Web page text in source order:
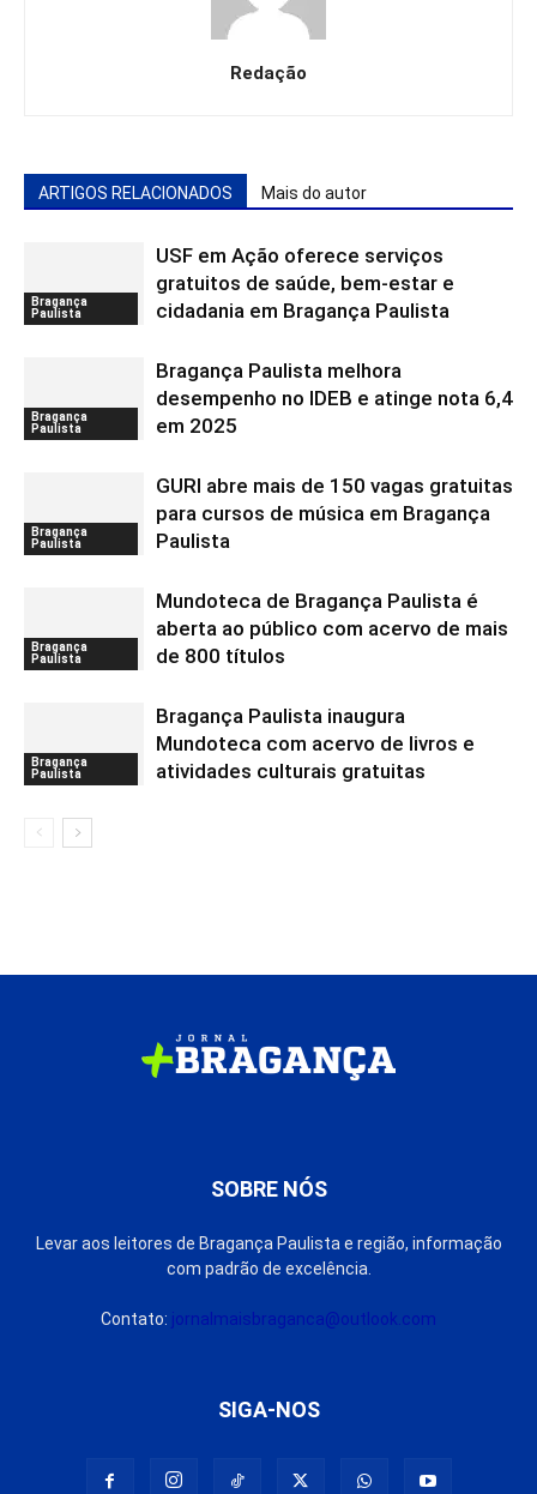
Redação
ARTIGOS RELACIONADOS Mais do autor
Bragança
Paulista
USF em Ação oferece serviços
gratuitos de saúde, bem-estar e
cidadania em Bragança Paulista
Bragança
Paulista
Bragança Paulista melhora
desempenho no IDEB e atinge nota 6,4
em 2025
Bragança
Paulista
GURI abre mais de 150 vagas gratuitas
para cursos de música em Bragança
Paulista
Bragança
Paulista
Mundoteca de Bragança Paulista é
aberta ao público com acervo de mais
de 800 títulos
Bragança
Paulista
Bragança Paulista inaugura
Mundoteca com acervo de livros e
atividades culturais gratuitas
SOBRE NÓS
Levar aos leitores de Bragança Paulista e região, informação
com padrão de excelência.
Contato: jornalmaisbraganca@outlook.com
SIGA-NOS